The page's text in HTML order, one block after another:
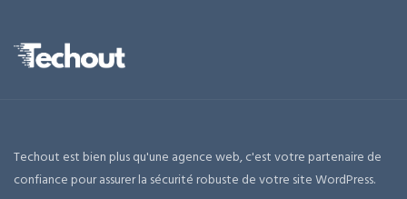
Techout est bien plus qu'une agence web, c'est votre partenaire de
confiance pour assurer la sécurité robuste de votre site WordPress.